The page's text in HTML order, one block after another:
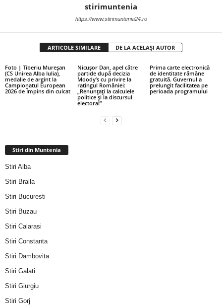
stirimuntenia
https://www.stirimuntenia24.ro
ARTICOLE SIMILARE DE LA ACELAȘI AUTOR
Foto | Tiberiu Mureșan
(CS Unirea Alba Iulia),
medalie de argint la
Campionatul European
2026 de Împins din culcat
Nicușor Dan, apel către
partide după decizia
Moody’s cu privire la
ratingul României:
„Renunțați la calculele
politice și la discursul
electoral”
Prima carte electronică
de identitate rămâne
gratuită. Guvernul a
prelungit facilitatea pe
perioada programului
Stiri din Muntenia
Stiri Alba
Stiri Braila
Stiri Bucuresti
Stiri Buzau
Stiri Calarasi
Stiri Constanta
Stiri Dambovita
Stiri Galati
Stiri Giurgiu
Stiri Gorj